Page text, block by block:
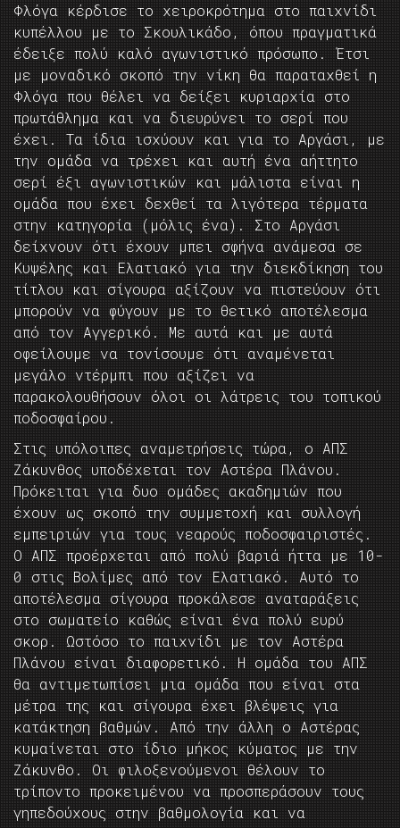
Φλόγα κέρδισε το χειροκρότημα στο παιχνίδι
κυπέλλου με το Σκουλικάδο, όπου πραγματικά
έδειξε πολύ καλό αγωνιστικό πρόσωπο. Έτσι
με μοναδικό σκοπό την νίκη θα παραταχθεί η
Φλόγα που θέλει να δείξει κυριαρχία στο
πρωτάθλημα και να διευρύνει το σερί που
έχει. Τα ίδια ισχύουν και για το Αργάσι, με
την ομάδα να τρέχει και αυτή ένα αήττητο
σερί έξι αγωνιστικών και μάλιστα είναι η
ομάδα που έχει δεχθεί τα λιγότερα τέρματα
στην κατηγορία (μόλις ένα). Στο Αργάσι
δείχνουν ότι έχουν μπει σφήνα ανάμεσα σε
Κυψέλης και Ελατιακό για την διεκδίκηση του
τίτλου και σίγουρα αξίζουν να πιστεύουν ότι
μπορούν να φύγουν με το θετικό αποτέλεσμα
από τον Αγγερικό. Με αυτά και με αυτά
οφείλουμε να τονίσουμε ότι αναμένεται
μεγάλο ντέρμπι που αξίζει να
παρακολουθήσουν όλοι οι λάτρεις του τοπικού
ποδοσφαίρου.
Στις υπόλοιπες αναμετρήσεις τώρα, ο ΑΠΣ
Ζάκυνθος υποδέχεται τον Αστέρα Πλάνου.
Πρόκειται για δυο ομάδες ακαδημιών που
έχουν ως σκοπό την συμμετοχή και συλλογή
εμπειριών για τους νεαρούς ποδοσφαιριστές.
Ο ΑΠΣ προέρχεται από πολύ βαριά ήττα με 10-
0 στις Βολίμες από τον Ελατιακό. Αυτό το
αποτέλεσμα σίγουρα προκάλεσε αναταράξεις
στο σωματείο καθώς είναι ένα πολύ ευρύ
σκορ. Ωστόσο το παιχνίδι με τον Αστέρα
Πλάνου είναι διαφορετικό. Η ομάδα του ΑΠΣ
θα αντιμετωπίσει μια ομάδα που είναι στα
μέτρα της και σίγουρα έχει βλέψεις για
κατάκτηση βαθμών. Από την άλλη ο Αστέρας
κυμαίνεται στο ίδιο μήκος κύματος με την
Ζάκυνθο. Οι φιλοξενούμενοι θέλουν το
τρίποντο προκειμένου να προσπεράσουν τους
γηπεδούχους στην βαθμολογία και να